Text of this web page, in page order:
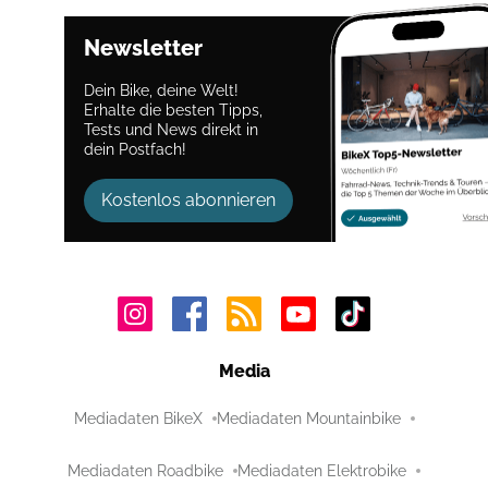
Newsletter
Dein Bike, deine Welt!
Erhalte die besten Tipps,
Tests und News direkt in
dein Postfach!
Kostenlos abonnieren
Media
Mediadaten BikeX Mediadaten Mountainbike
Mediadaten Roadbike Mediadaten Elektrobike